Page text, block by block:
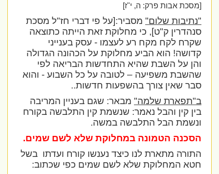
[מסכת אבות פרק: ה, י"ז]
"נתיבות שלום"מסביר:[על פי דברי חז"ל מסכת
סנהדרין ק"ט], כי מחלוקת זאת הייתה כתוצאה
שקרח לקח מקח רע לעצמו - עסק בענייני
קדושה! הוא הביע מחלוקת על הכהונה הגדולה
והן על השבת שהיא התחדשות הבריאה לפי
שהשבת משפיעה – לטובה על כל השבוע - והוא
סבר שאין צורך בהשפעות חדשות..
ב"תפארת שלמה"מבאר: שגם בעניין המריבה
בין קין והבל נאמר: שנשמת קין התלבשה בקורח
ונשמת הבל התלבשה במשה.
הסכנה הטמונה במחלוקת שלא לשם שמים.
התורה מתארת לנו כיצד נענשו קורח ועדתו בשל
חטא המחלוקת שלא לשם שמים כפי שכתוב: